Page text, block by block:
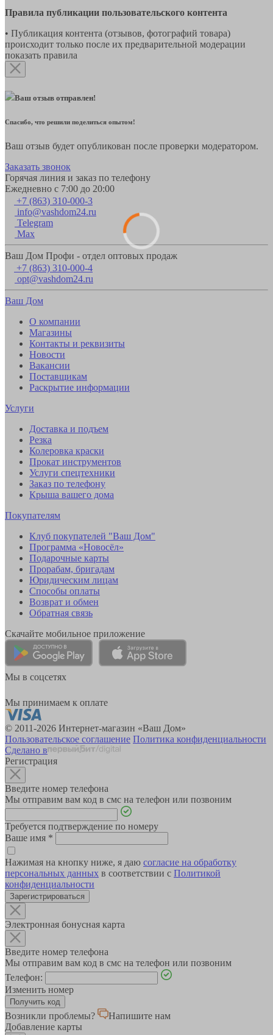
Правила публикации пользовательского контента
• Публикация контента (отзывов, фотографий товара)
происходит только после их предварительной модерации
показать правила
Ваш отзыв отправлен!
Спасибо, что решили поделиться опытом!
Ваш отзыв будет опубликован после проверки модератором.
Заказать звонок
Горячая линия и заказ по телефону
Ежедневно с 7:00 до 20:00
+7 (863) 310-000-3
info@vashdom24.ru
Telegram
Max
Ваш Дом Профи - отдел оптовых продаж
+7 (863) 310-000-4
opt@vashdom24.ru
Ваш Дом
О компании
Магазины
Контакты и реквизиты
Новости
Вакансии
Поставщикам
Раскрытие информации
Услуги
Доставка и подъем
Резка
Колеровка краски
Прокат инструментов
Услуги спецтехники
Заказ по телефону
Крыша вашего дома
Покупателям
Клуб покупателей "Ваш Дом"
Программа «Новосёл»
Подарочные карты
Прорабам, бригадам
Юридическим лицам
Способы оплаты
Возврат и обмен
Обратная связь
Скачайте мобильное приложение
Мы в соцсетях
Мы принимаем к оплате
© 2011-2026 Интернет-магазин «Ваш Дом»
Пользовательское соглашение Политика конфиденциальности
Сделано в
Регистрация
Введите номер телефона
Мы отправим вам код в смс на телефон или позвоним
Требуется подтверждение по номеру
Ваше имя *
Нажимая на кнопку ниже, я даю согласие на обработку
персональных данных в соответствии с Политикой
конфиденциальности
Зарегистрироваться
Электронная бонусная карта
Введите номер телефона
Мы отправим вам код в смс на телефон или позвоним
Телефон:
Изменить номер
Возникли проблемы?
Напишите нам
Добавление карты